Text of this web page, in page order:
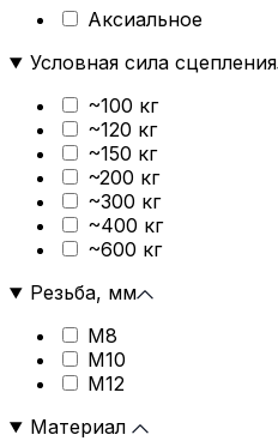
Аксиальное
Условная сила сцепления
~100 кг
~120 кг
~150 кг
~200 кг
~300 кг
~400 кг
~600 кг
Резьба, мм
М8
М10
М12
Материал